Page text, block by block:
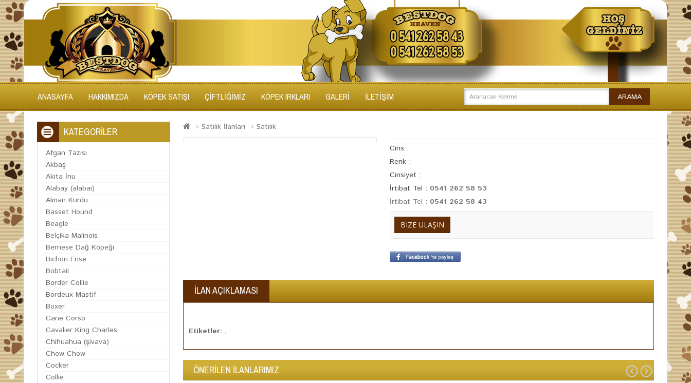
ANASAYFA HAKKIMIZDA KÖPEK SATIŞI ÇİFTLİĞİMİZ KÖPEK IRKLARI GALERİ İLETİŞİM
KATEGORİLER
Afgan Tazısı
Akbaş
Akita İnu
Alabay (alabai)
Alman Kurdu
Basset Hound
Beagle
Belçika Malinois
Bernese Dağ Köpeği
Bichon Frise
Bobtail
Border Collie
Bordeux Mastif
Boxer
Cane Corso
Cavalier King Charles
Chihuahua (şivava)
Chow Chow
Cocker
Collie
Satılık İlanları Satılık
Cins :
Renk :
Cinsiyet :
İrtibat Tel : 0541 262 58 53
İrtibat Tel : 0541 262 58 43
BIZE ULAŞIN
İLAN AÇIKLAMASI
Etiketler: ,
ÖNERİLEN İLANLARIMIZ